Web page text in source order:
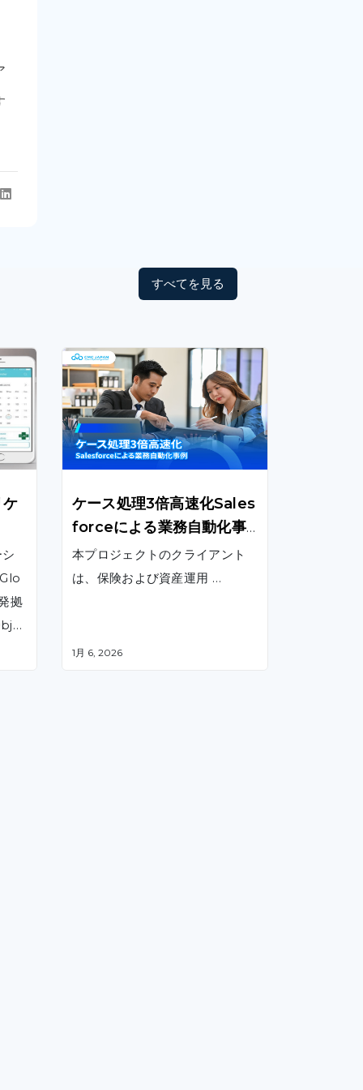
すべてを見る
拠
ケース処理3倍高速化Sales
forceによる業務自動化事
例
本プロジェクトのクライアント
は、保険および資産運用 …
1月 6, 2026